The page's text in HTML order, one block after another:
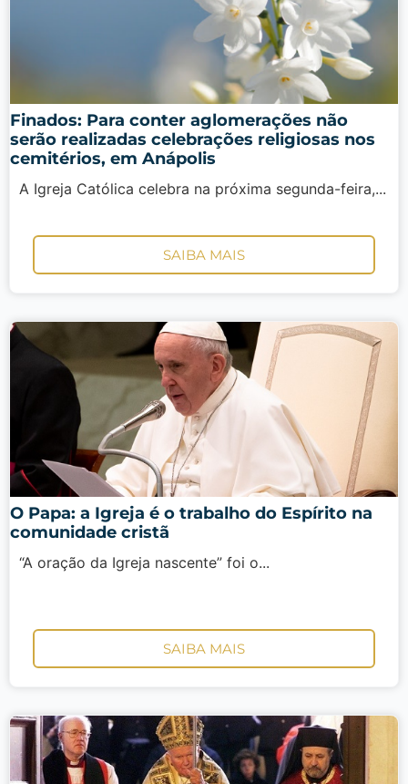
Finados: Para conter aglomerações não
serão realizadas celebrações religiosas nos
cemitérios, em Anápolis
A Igreja Católica celebra na próxima segunda-feira,...
SAIBA MAIS
O Papa: a Igreja é o trabalho do Espírito na
comunidade cristã
“A oração da Igreja nascente” foi o...
SAIBA MAIS